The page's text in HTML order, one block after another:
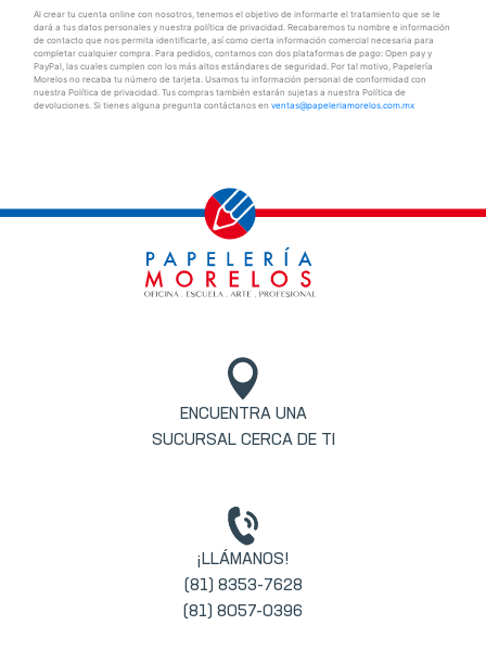
Al crear tu cuenta online con nosotros, tenemos el objetivo de informarte el tratamiento que se le
dará a tus datos personales y nuestra política de privacidad. Recabaremos tu nombre e información
de contacto que nos permita identificarte, así como cierta información comercial necesaria para
completar cualquier compra. Para pedidos, contamos con dos plataformas de pago: Open pay y
PayPal, las cuales cumplen con los más altos estándares de seguridad. Por tal motivo, Papelería
Morelos no recaba tu número de tarjeta. Usamos tu información personal de conformidad con
nuestra Política de privacidad. Tus compras también estarán sujetas a nuestra Política de
devoluciones. Si tienes alguna pregunta contáctanos en ventas@papeleriamorelos.com.mx
ENCUENTRA UNA
SUCURSAL CERCA DE TI
¡LLÁMANOS!
(81) 8353-7628
(81) 8057-0396